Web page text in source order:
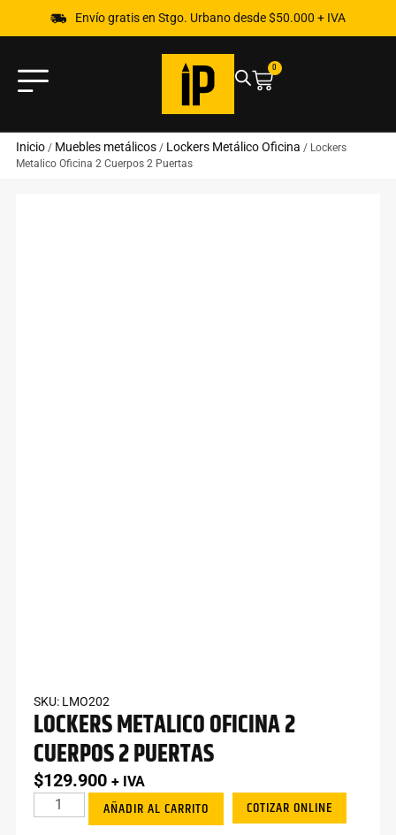
Envío gratis en Stgo. Urbano desde $50.000 + IVA
0
Inicio/ Muebles metálicos/ Lockers Metálico Oficina / Lockers
Metalico Oficina 2 Cuerpos 2 Puertas
SKU: LMO202
LOCKERS METALICO OFICINA 2
CUERPOS 2 PUERTAS
$129.900 + IVA
AÑADIR AL CARRITO COTIZAR ONLINE